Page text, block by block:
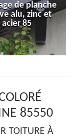
de planche
alu, zinc et
acier 85
85550
TOITURE À